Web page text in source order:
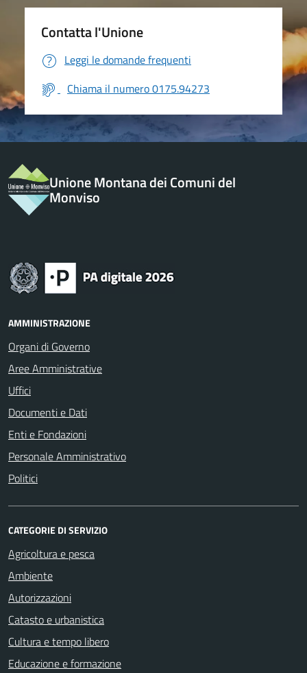
Contatta l'Unione
Leggi le domande frequenti
Chiama il numero 0175.94273
Unione Montana dei Comuni del
Monviso
AMMINISTRAZIONE
Organi di Governo
Aree Amministrative
Uffici
Documenti e Dati
Enti e Fondazioni
Personale Amministrativo
Politici
CATEGORIE DI SERVIZIO
Agricoltura e pesca
Ambiente
Autorizzazioni
Catasto e urbanistica
Cultura e tempo libero
Educazione e formazione